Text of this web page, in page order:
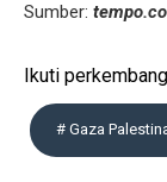
Sumber: tempo.co
Ikuti
# Gaza